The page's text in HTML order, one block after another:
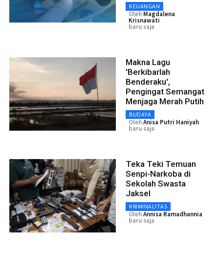
KEUANGAN
Oleh Magdalena
Krisnawati
baru saja
Makna Lagu
'Berkibarlah
Benderaku',
Pengingat Semangat
Menjaga Merah Putih
BUDAYA
OlehAnisa Putri Haniyah
baru saja
Teka Teki Temuan
Senpi-Narkoba di
Sekolah Swasta
Jaksel
KRIMINALITAS
OlehAnnisa Ramadhannia
baru saja